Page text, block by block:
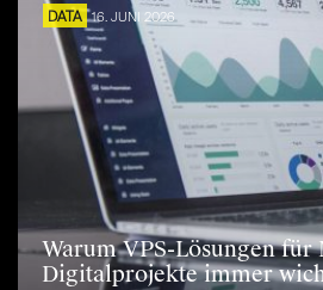
DATA 16. JUNI 2026
Warum VPS-Lösungen für
Digitalprojekte immer